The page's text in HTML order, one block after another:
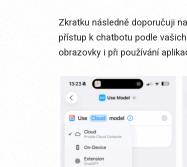
Zkratku následně doporučuji
přístup k chatbotu podle
obrazovky i při používání